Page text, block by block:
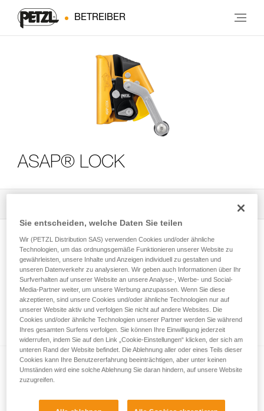
BETREIBER
ASAP® LOCK
Seilrettung: gemeinsames Abseilen mit
ASAP und ASAP LOCK
Sie entscheiden, welche Daten Sie teilen
Wir (PETZL Distribution SAS) verwenden Cookies und/oder ähnliche
Technologien, um das ordnungsgemäße Funktionieren unserer Website zu
gewährleisten, unsere Inhalte und Anzeigen individuell zu gestalten und
unseren Datenverkehr zu analysieren. Wir geben auch Informationen über Ihr
Surfverhalten auf unserer Website an unsere Analyse-, Werbe- und Social-
Media-Partner weiter, um unsere Werbung anzupassen. Wenn Sie diese
akzeptieren, sind unsere Cookies und/oder ähnliche Technologien nur auf
unserer Website aktiv und verfolgen Sie nicht auf andere Websites. Die
Cookies und/oder ähnliche Technologien unserer Partner werden Sie während
Ihres gesamten Surfens verfolgen. Sie können Ihre Einwilligung jederzeit
widerrufen, indem Sie auf den Link „Cookie-Einstellungen“ klicken, der sich am
unteren Rand der Website befindet. Die Ablehnung aller oder eines Teils dieser
Cookies kann Ihre Benutzererfahrung beeinträchtigen, aber unter keinen
Umständen wird eine solche Ablehnung Sie daran hindern, auf unsere Website
zuzugreifen.